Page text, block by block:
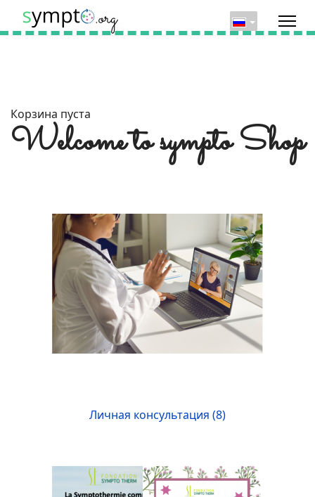
Корзина пуста
Welcome to sympto Shop
Личная консультация (8)